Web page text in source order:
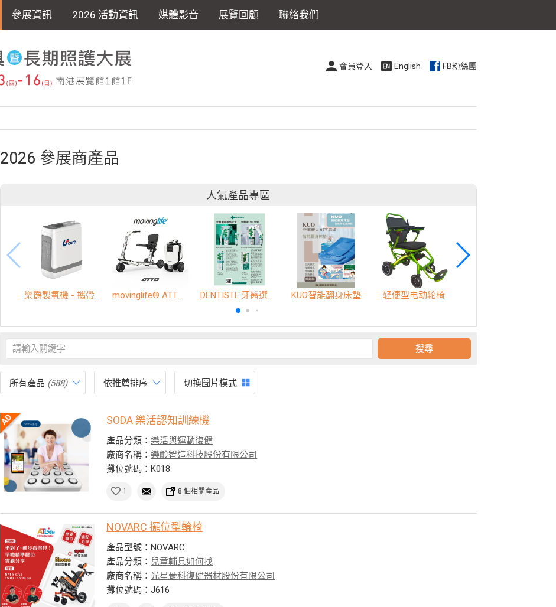
參展資訊 2026 活動資訊 媒體影音 展覽回顧 聯絡我們
會員登入 English FB粉絲團
2026 參展商產品
人氣產品專區
樂爵製氧機 - 攜帶型 movinglife® ATTO新世代電動代步車 經典款 DENTISTE'牙醫選極敏感牙膏、抗蛀牙膏 KUO智能翻身床墊 轻便型电动轮椅
所有產品 (588) 依推薦排序 切換圖片模式
SODA 樂活認知訓練機
產品分類：樂活與運動復健
廠商名稱：樂齡智造科技股份有限公司
攤位號碼：K018
1 8 個相關產品
NOVARC 擺位型輪椅
產品型號：NOVARC
產品分類： 兒童輔具如何找
廠商名稱：光星骨科復健器材股份有限公司
攤位號碼：J616